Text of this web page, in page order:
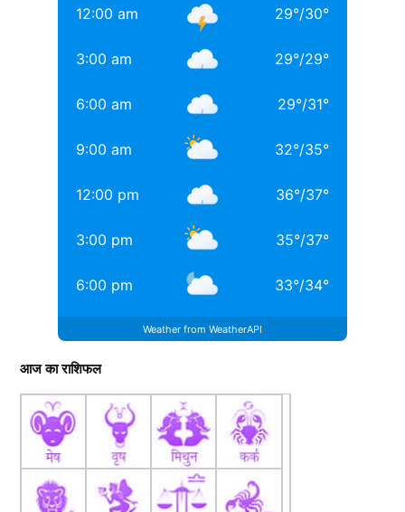
12:00 am 29°/30°
3:00 am 29°/29°
6:00 am 29°/31°
9:00 am 32°/35°
12:00 pm 36°/37°
3:00 pm 35°/37°
6:00 pm 33°/34°
Weather from WeatherAPI
आज का राशिफल